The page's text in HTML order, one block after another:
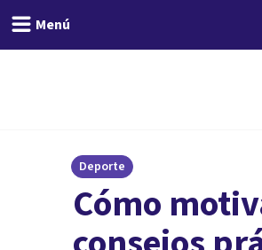
Menú
Deporte
Cómo